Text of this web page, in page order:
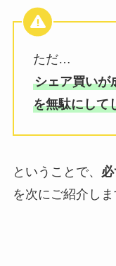
ただ…
シェア買いが
を無駄にして
ということで、
を次にご紹介しま